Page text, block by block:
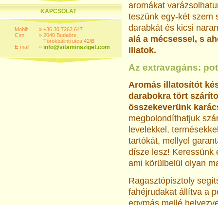
KAPCSOLAT
Mobil:
Cím:
E-mail:
»
»
»
+36 30 7262 647
2040 Budaörs,
Törökbálinti utca 42/B
info@vitaminsziget.com
aromákat
teszünk egy-két szem
darabkát és kicsi
alá a mécsessel, s
illatok.
Az extravagáns:
Aromás illatosítót
darabokra tört
összekeverünk
megbolondíthatjuk
levelekkel,
tartókát, mellyel
dísze lesz! Keressünk
ami körülbelül olyan
Ragasztópisztoly
fahéjrudakat állítva a